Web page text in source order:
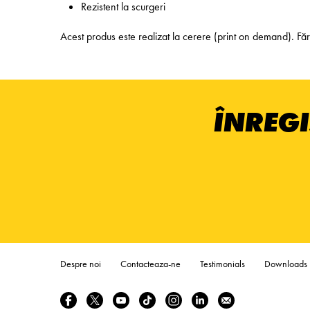
Rezistent la scurgeri
Acest produs este realizat la cerere (print on demand).
Despre noi Contacteaza-ne Testimonials Downloads